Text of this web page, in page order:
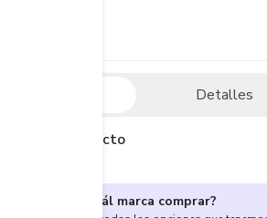
Detalles
del producto
¿No sabes cuál marca comprar?